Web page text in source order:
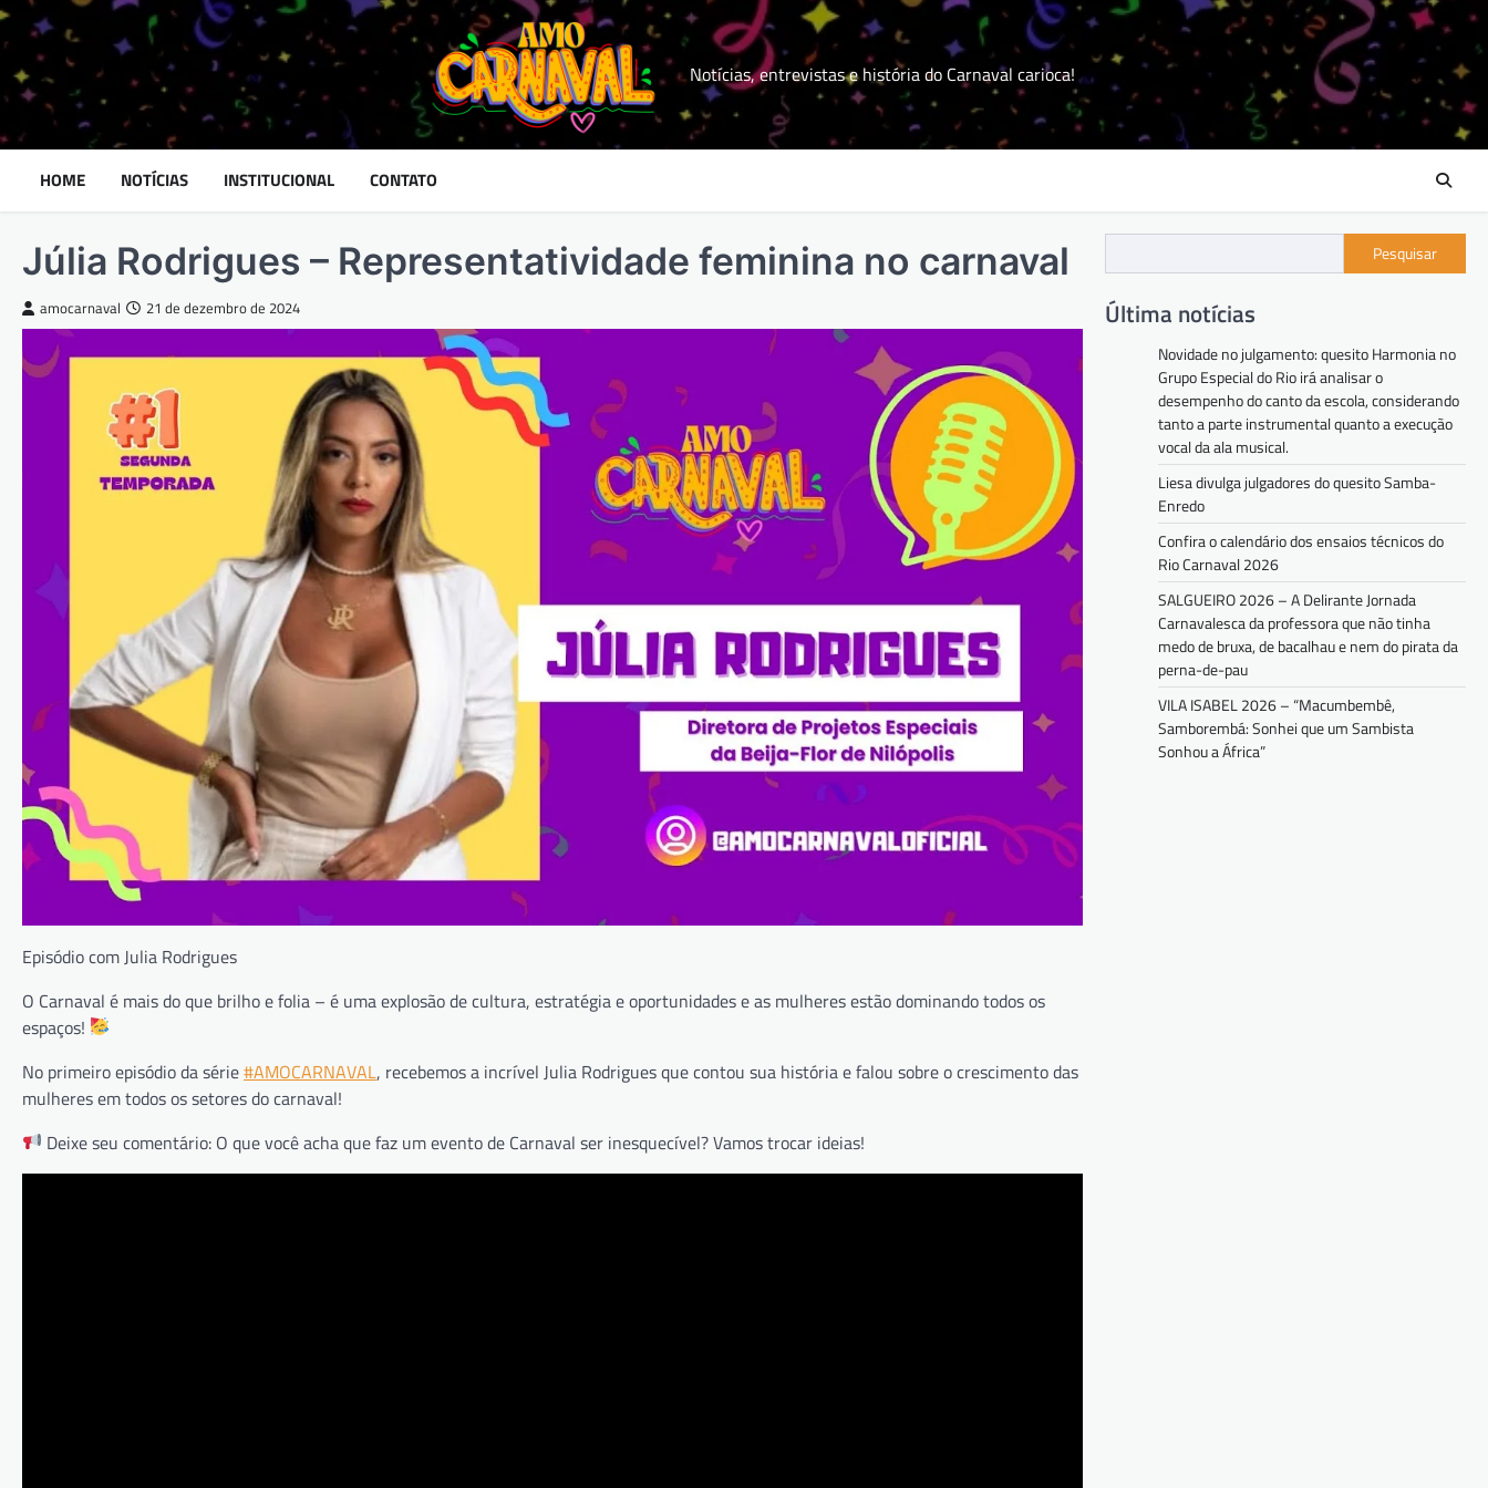
Skip
to
content
Notícias, entrevistas e história do Carnaval carioca!
HOME NOTÍCIAS INSTITUCIONAL CONTATO
Júlia Rodrigues – Representatividade feminina no carnaval
amocarnaval 21 de dezembro de 2024
Episódio com Julia Rodrigues
O Carnaval é mais do que brilho e folia – é uma explosão de cultura, estratégia e oportunidades e as mulheres estão dominando todos os
espaços!
No primeiro episódio da série#AMOCARNAVAL, recebemos a incrível Julia Rodrigues que contou sua história e falou sobre o crescimento das
mulheres em todos os setores do carnaval!
Deixe seu comentário: O que você acha que faz um evento de Carnaval ser inesquecível? Vamos trocar ideias!
Pesquisar
Última notícias
Novidade no julgamento: quesito Harmonia no
Grupo Especial do Rio irá analisar o
desempenho do canto da escola, considerando
tanto a parte instrumental quanto a execução
vocal da ala musical.
Liesa divulga julgadores do quesito Samba-
Enredo
Confira o calendário dos ensaios técnicos do
Rio Carnaval 2026
SALGUEIRO 2026 – A Delirante Jornada
Carnavalesca da professora que não tinha
medo de bruxa, de bacalhau e nem do pirata da
perna-de-pau
VILA ISABEL 2026 – “Macumbembê,
Samborembá: Sonhei que um Sambista
Sonhou a África”